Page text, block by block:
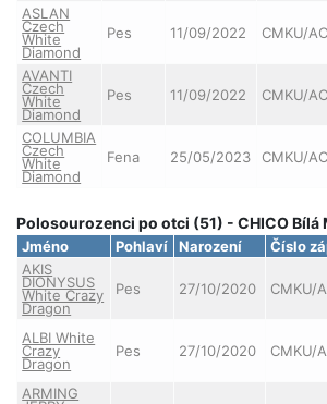
ASLAN
Czech
White
Diamond
Pes 11/09/2022 CMKU/
AVANTI
Czech
White
Diamond
Pes 11/09/2022 CMKU/
COLUMBIA
Czech
White
Diamond
Fena 25/05/2023 CMKU/
Polosourozenci po otci (51) - CHICO Bílá
Jméno Pohlaví Narození Číslo
AKIS
DIONYSUS
White Crazy
Dragon
Pes 27/10/2020 CMKU/
ALBI White
Crazy
Dragon
Pes 27/10/2020 CMKU/
ARMING